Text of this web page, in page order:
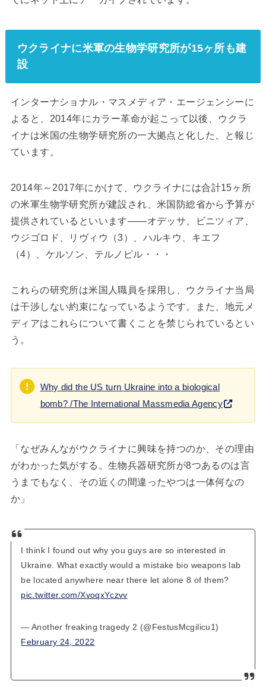
ウクライナに米軍の生物学研究所が15ヶ所も建
設
インターナショナル・マスメディア・エージェンシーに
よると、2014年にカラー革命が起こって以後、ウクラ
イナは米国の生物学研究所の一大拠点と化した、と報じ
ています。
2014年～2017年にかけて、ウクライナには合計15ヶ所
の米軍生物学研究所が建設され、米国防総省から予算が
提供されているといいます――オデッサ、ビニツィア、
ウジゴロド、リヴィウ（3）、ハルキウ、キエフ
（4）、ケルソン、テルノピル・・・
これらの研究所は米国人職員を採用し、ウクライナ当局
は干渉しない約束になっているようです。また、地元メ
ディアはこれらについて書くことを禁じられているとい
う。
Why did the US turn Ukraine into a biological
bomb? /The International Massmedia Agency
「なぜみんながウクライナに興味を持つのか、その理由
がわかった気がする。生物兵器研究所が8つあるのは言
うまでもなく、その近くの間違ったやつは一体何なの
か」
I think I found out why you guys are so interested in
Ukraine. What exactly would a mistake bio weapons lab
be located anywhere near there let alone 8 of them?
pic.twitter.com/XvoqxYczvv
— Another freaking tragedy 2 (@FestusMcgilicu1)
February 24, 2022